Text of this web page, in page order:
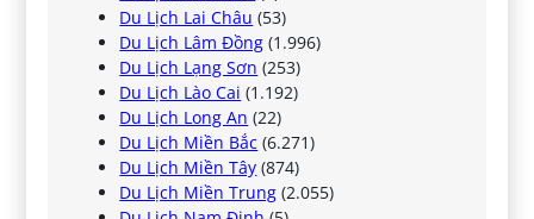
Du Lịch Lai Châu (53)
Du Lịch Lâm Đồng (1.996)
Du Lịch Lạng Sơn (253)
Du Lịch Lào Cai (1.192)
Du Lịch Long An (22)
Du Lịch Miền Bắc (6.271)
Du Lịch Miền Tây (874)
Du Lịch Miền Trung (2.055)